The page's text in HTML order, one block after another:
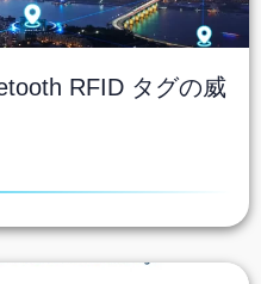
RFID タグの威